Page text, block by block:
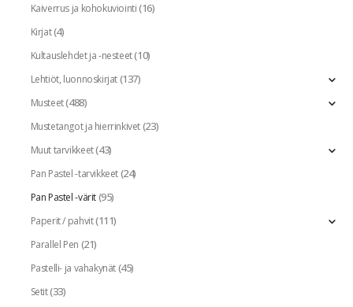
Kaiverrus ja kohokuviointi(16)
Kirjat(4)
Kultauslehdet ja -nesteet(10)
Lehtiöt, luonnoskirjat(137)
Musteet(488)
Mustetangot ja hierrinkivet(23)
Muut tarvikkeet(43)
Pan Pastel -tarvikkeet(24)
Pan Pastel -värit(95)
Paperit / pahvit(111)
Parallel Pen (21)
Pastelli- ja vahakynät(45)
Setit(33)